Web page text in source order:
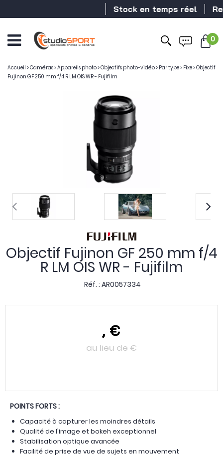
Stock en temps réel
0
Accueil >Caméras>Appareils photo>Objectifs photo-vidéo> Par type> Fixe>Objectif
Fujinon GF 250 mm f/4 R LM OIS WR - Fujifilm
Objectif Fujinon GF 250 mm f/4
R LM OIS WR - Fujifilm
Réf. : AR0057334
, €
au lieu de €
POINTS FORTS :
Capacité à capturer les moindres détails
Qualité de l'image et bokeh exceptionnel
Stabilisation optique avancée
Facilité de prise de vue de sujets en mouvement